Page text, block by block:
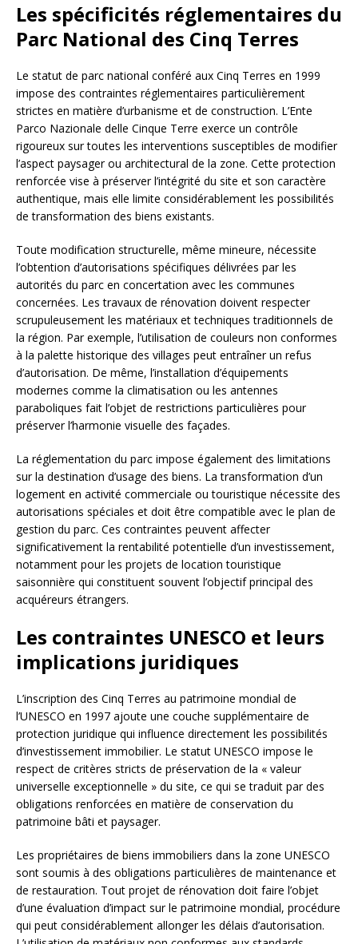
Les spécificités réglementaires du
Parc National des Cinq Terres
Le statut de parc national conféré aux Cinq Terres en 1999
impose des contraintes réglementaires particulièrement
strictes en matière d’urbanisme et de construction. L’Ente
Parco Nazionale delle Cinque Terre exerce un contrôle
rigoureux sur toutes les interventions susceptibles de modifier
l’aspect paysager ou architectural de la zone. Cette protection
renforcée vise à préserver l’intégrité du site et son caractère
authentique, mais elle limite considérablement les possibilités
de transformation des biens existants.
Toute modification structurelle, même mineure, nécessite
l’obtention d’autorisations spécifiques délivrées par les
autorités du parc en concertation avec les communes
concernées. Les travaux de rénovation doivent respecter
scrupuleusement les matériaux et techniques traditionnels de
la région. Par exemple, l’utilisation de couleurs non conformes
à la palette historique des villages peut entraîner un refus
d’autorisation. De même, l’installation d’équipements
modernes comme la climatisation ou les antennes
paraboliques fait l’objet de restrictions particulières pour
préserver l’harmonie visuelle des façades.
La réglementation du parc impose également des limitations
sur la destination d’usage des biens. La transformation d’un
logement en activité commerciale ou touristique nécessite des
autorisations spéciales et doit être compatible avec le plan de
gestion du parc. Ces contraintes peuvent affecter
significativement la rentabilité potentielle d’un investissement,
notamment pour les projets de location touristique
saisonnière qui constituent souvent l’objectif principal des
acquéreurs étrangers.
Les contraintes UNESCO et leurs
implications juridiques
L’inscription des Cinq Terres au patrimoine mondial de
l’UNESCO en 1997 ajoute une couche supplémentaire de
protection juridique qui influence directement les possibilités
d’investissement immobilier. Le statut UNESCO impose le
respect de critères stricts de préservation de la « valeur
universelle exceptionnelle » du site, ce qui se traduit par des
obligations renforcées en matière de conservation du
patrimoine bâti et paysager.
Les propriétaires de biens immobiliers dans la zone UNESCO
sont soumis à des obligations particulières de maintenance et
de restauration. Tout projet de rénovation doit faire l’objet
d’une évaluation d’impact sur le patrimoine mondial, procédure
qui peut considérablement allonger les délais d’autorisation.